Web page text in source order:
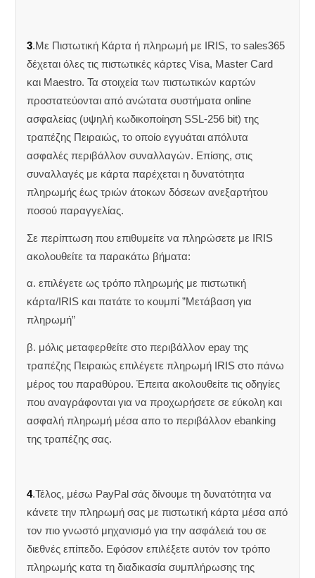
3.Με Πιστωτική Κάρτα ή πληρωμή με IRIS, το sales365
δέχεται όλες τις πιστωτικές κάρτες Visa, Master Card
και Maestro. Τα στοιχεία των πιστωτικών καρτών
προστατεύονται από ανώτατα συστήματα online
ασφαλείας (υψηλή κωδικοποίηση SSL-256 bit) της
τραπέζης Πειραιώς, το οποίο εγγυάται απόλυτα
ασφαλές περιβάλλον συναλλαγών. Επίσης, στις
συναλλαγές με κάρτα παρέχεται η δυνατότητα
πληρωμής έως τριών άτοκων δόσεων ανεξαρτήτου
ποσού παραγγελίας.
Σε περίπτωση που επιθυμείτε να πληρώσετε με IRIS
ακολουθείτε τα παρακάτω βήματα:
α. επιλέγετε ως τρόπο πληρωμής με πιστωτική
κάρτα/IRIS και πατάτε το κουμπί ”Μετάβαση για
πληρωμή”
β. μόλις μεταφερθείτε στο περιβάλλον epay της
τραπέζης Πειραιώς επιλέγετε πληρωμή IRIS στο πάνω
μέρος του παραθύρου. Έπειτα ακολουθείτε τις οδηγίες
που αναγράφονται για να προχωρήσετε σε εύκολη και
ασφαλή πληρωμή μέσα απο το περιβάλλον ebanking
της τραπέζης σας.
4.Τέλος, μέσω PayPal σάς δίνουμε τη δυνατότητα να
κάνετε την πληρωμή σας με πιστωτική κάρτα μέσα από
τον πιο γνωστό μηχανισμό για την ασφάλειά του σε
διεθνές επίπεδο. Εφόσον επιλέξετε αυτόν τον τρόπο
πληρωμής κατα τη διαδικασία συμπλήρωσης της